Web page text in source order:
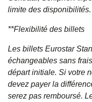
limite des disponibilités.
**Flexibilité des billets
Les billets Eurostar
échangeables sans
départ initiale. Si votre
devez payer la
serez pas remboursé.